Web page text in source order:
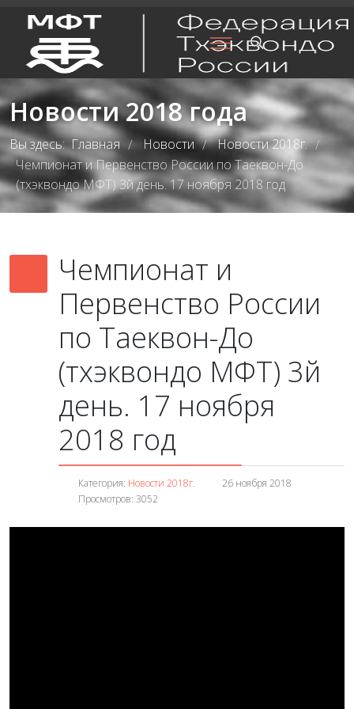
Новости 2018 года
Вы здесь: Главная / Новости / Новости 2018г. /
Чемпионат и Первенство России по Таеквон-До
(тхэквондо МФТ) 3й день. 17 ноября 2018 год
Чемпионат и
Первенство России
по Таеквон-До
(тхэквондо МФТ) 3й
день. 17 ноября
2018 год
Категория: Новости 2018г.
26 ноября 2018
Просмотров: 3052